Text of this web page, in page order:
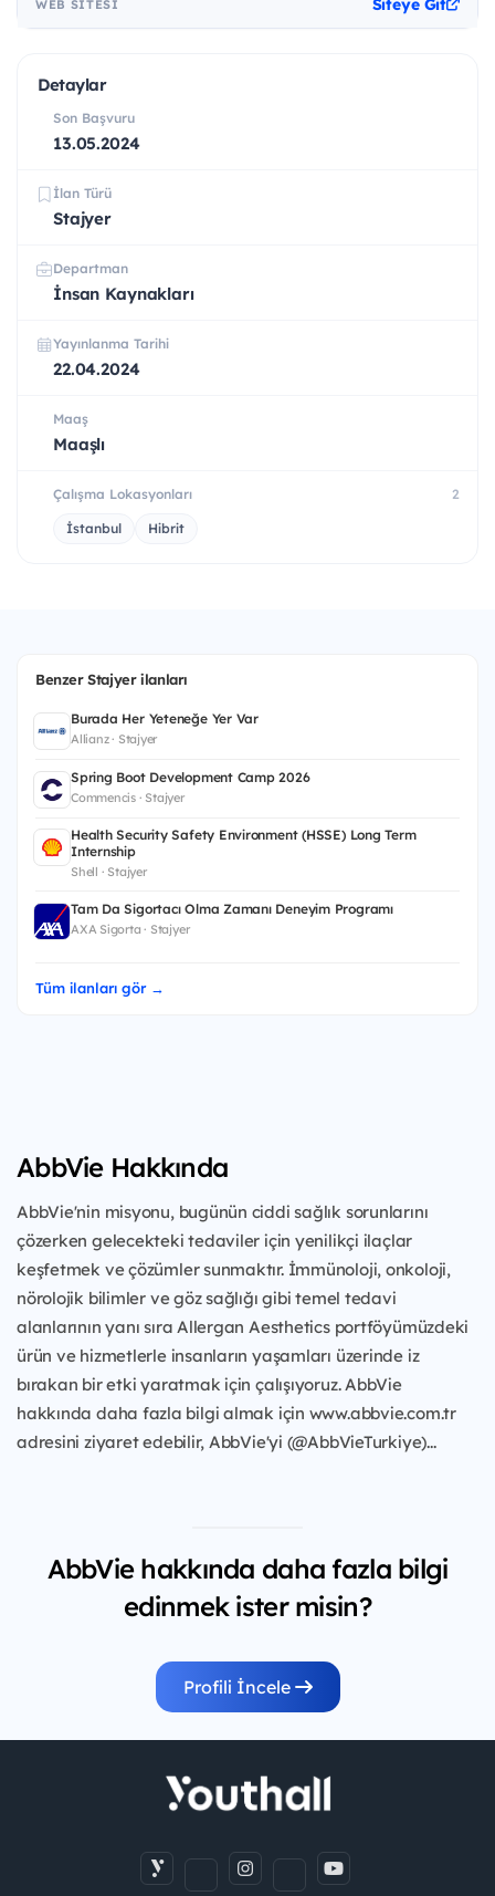
WEB SITESI Siteye Git
Detaylar
Son Başvuru
13.05.2024
İlan Türü
Stajyer
Departman
İnsan Kaynakları
Yayınlanma Tarihi
22.04.2024
Maaş
Maaşlı
Çalışma Lokasyonları 2
İstanbul Hibrit
Benzer Stajyer ilanları
Burada Her Yeteneğe Yer Var
Allianz · Stajyer
Spring Boot Development Camp 2026
Commencis · Stajyer
Health Security Safety Environment (HSSE) Long Term
Internship
Shell · Stajyer
Tam Da Sigortacı Olma Zamanı Deneyim Programı
AXA Sigorta · Stajyer
Tüm ilanları gör →
AbbVie Hakkında
AbbVie'nin misyonu, bugünün ciddi sağlık sorunlarını
çözerken gelecekteki tedaviler için yenilikçi ilaçlar
keşfetmek ve çözümler sunmaktır. İmmünoloji, onkoloji,
nörolojik bilimler ve göz sağlığı gibi temel tedavi
alanlarının yanı sıra Allergan Aesthetics portföyümüzdeki
ürün ve hizmetlerle insanların yaşamları üzerinde iz
bırakan bir etki yaratmak için çalışıyoruz. AbbVie
hakkında daha fazla bilgi almak için www.abbvie.com.tr
adresini ziyaret edebilir, AbbVie'yi (@AbbVieTurkiye)...
AbbVie hakkında daha fazla bilgi
edinmek ister misin?
Profili İncele